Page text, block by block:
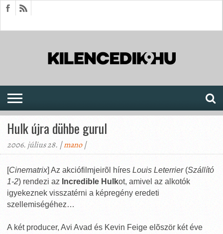
Hulk újra dühbe gurul
2006. július 28. |mano|
[Cinematrix] Az akciófilmjeirõl híres Louis Leterrier(Szállító
1-2) rendezi az Incredible Hulkot, amivel az alkotók
igyekeznek visszatérni a képregény eredeti
szellemiségéhez…
A két producer, Avi Avad és Kevin Feige elõször két éve